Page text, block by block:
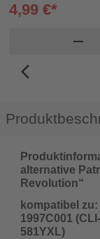
4,99 €*
remove
arrow_back_ios_new
alternative
Revolution“
kompatibel zu:
1997C001
581YXL)